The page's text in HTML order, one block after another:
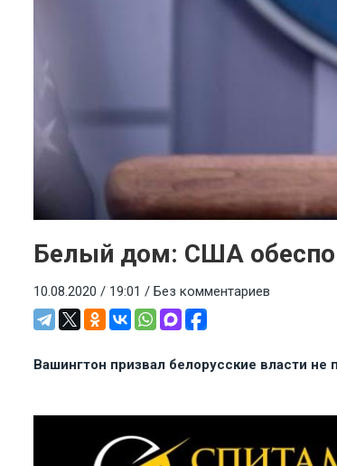
Белый дом: США
10.08.2020 / 19:01 / Без комментариев
Вашингтон призвал белорусские власти